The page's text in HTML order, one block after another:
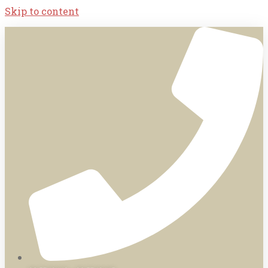
Skip to content